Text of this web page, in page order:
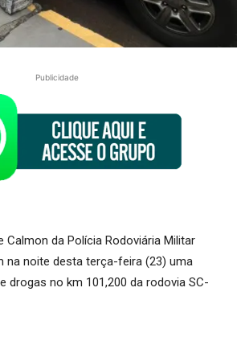
Publicidade
Calmon da Polícia Rodoviária Militar
na noite desta terça-feira (23) uma
drogas no km 101,200 da rodovia SC-